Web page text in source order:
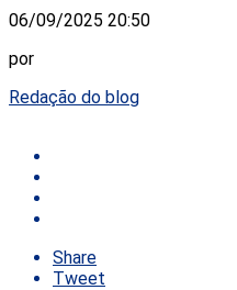
06/09/2025 20:50
por
Redação do blog
Share
Tweet